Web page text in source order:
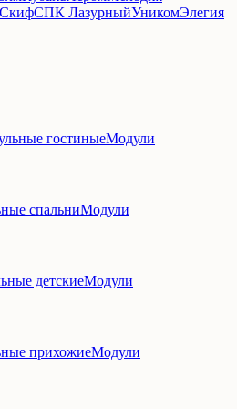
СкифСПК ЛазурныйУникомЭлегия
гостиныеМодули
спальниМодули
детскиеМодули
прихожиеМодули